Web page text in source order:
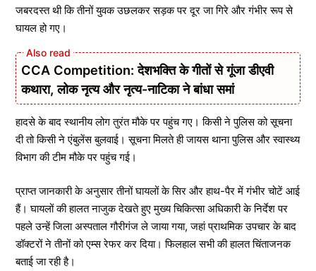
जबरदस्त थी कि तीनों युवक उछलकर सड़क पर दूर जा गिरे और गंभीर रूप से
घायल हो गए।
CCA Competition: देशभक्ति के गीतों से गूंजा डीएवी
कथारा, लोक नृत्य और नृत्य-नाटिका ने बांधा समां
हादसे के बाद स्थानीय लोग तुरंत मौके पर पहुंच गए। किसी ने पुलिस को सूचना
दी तो किसी ने एंबुलेंस बुलवाई। सूचना मिलते ही जायस थाना पुलिस और स्वास्थ्य
विभाग की टीम मौके पर पहुंच गई।
प्राप्त जानकारी के अनुसार तीनों घायलों के सिर और हाथ-पैर में गंभीर चोटें आई
हैं। घायलों की हालत नाजुक देखते हुए मुख्य चिकित्सा अधिकारी के निर्देश पर
पहले उन्हें जिला अस्पताल गौरीगंज ले जाया गया, जहां प्राथमिक उपचार के बाद
डॉक्टरों ने तीनों को एम्स रेफर कर दिया। फिलहाल सभी की हालत चिंताजनक
बताई जा रही है।